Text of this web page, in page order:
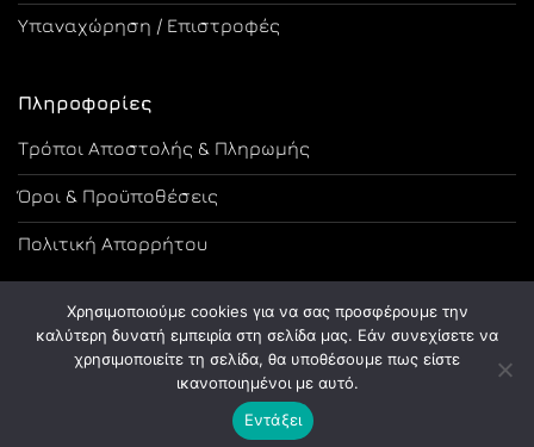
Υπαναχώρηση / Επιστροφές
Πληροφορίες
Τρόποι Αποστολής & Πληρωμής
Όροι & Προϋποθέσεις
Πολιτική Απορρήτου
Copyright 2026 © Designed and Developed by Tsama Graphics
Χρησιμοποιούμε cookies για να σας προσφέρουμε την
καλύτερη δυνατή εμπειρία στη σελίδα μας. Εάν συνεχίσετε να
χρησιμοποιείτε τη σελίδα, θα υποθέσουμε πως είστε
ικανοποιημένοι με αυτό.
Εντάξει